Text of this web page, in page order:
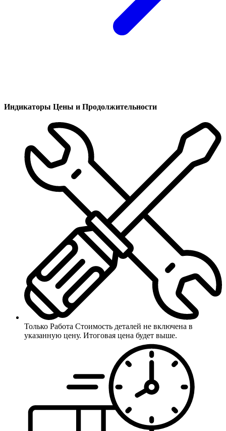
Индикаторы Цены и Продолжительности
Только Работа Стоимость деталей не включена в
указанную цену. Итоговая цена будет выше.